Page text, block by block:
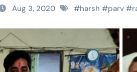
Aug 3, 2020 #harsh #parv #